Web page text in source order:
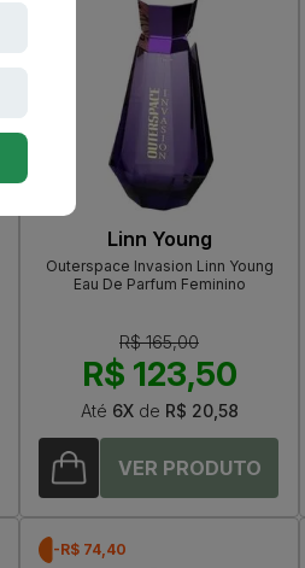
Linn Young
Outerspace Invasion Linn Young
Eau De Parfum Feminino
R$ 165,00
R$ 123,50
Até 6Xde R$ 20,58
-R$ 74,40